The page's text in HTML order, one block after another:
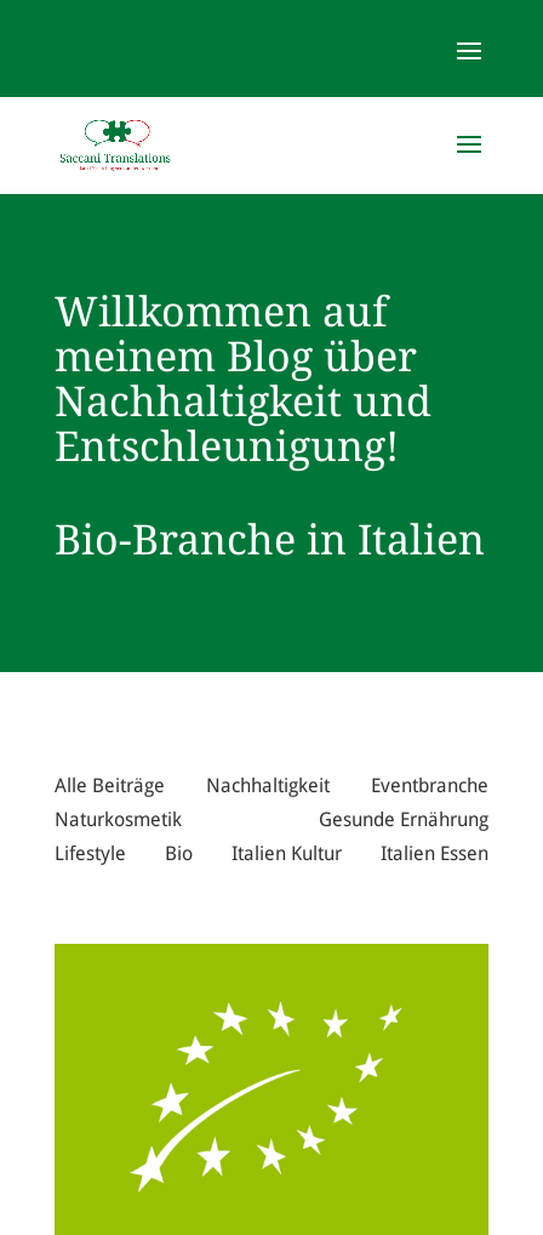
Willkommen auf
meinem Blog über
Nachhaltigkeit und
Entschleunigung!
Bio-Branche in Italien
Alle Beiträge Nachhaltigkeit
Eventbranche
Naturkosmetik
Gesunde Ernährung
Lifestyle
Bio Italien Kultur Italien Essen